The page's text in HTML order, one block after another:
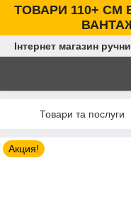
ТОВАРИ 110+ СМ
Інтернет магазин
Товари та послуги
Акция!